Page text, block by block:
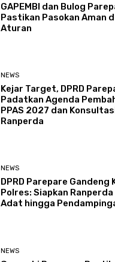
GAPEMBI dan Bulog
Pastikan Pasokan Aman
Aturan
NEWS
Kejar Target, DPRD
Padatkan Agenda
PPAS 2027 dan
Ranperda
NEWS
DPRD Parepare Gandeng
Polres: Siapkan Ranperda
Adat hingga
NEWS